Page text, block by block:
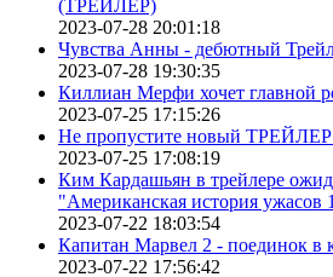
(ТРЕЙЛЕР)
2023-07-28 20:01:18
Чувства Анны - дебютный
2023-07-28 19:30:35
Киллиан Мерфи хочет главной
2023-07-25 17:15:26
Не пропустите новый
2023-07-25 17:08:19
Ким Кардашьян в трейлере
"Американская история ужасов
2023-07-22 18:03:54
Капитан Марвел 2 - поединок
2023-07-22 17:56:42